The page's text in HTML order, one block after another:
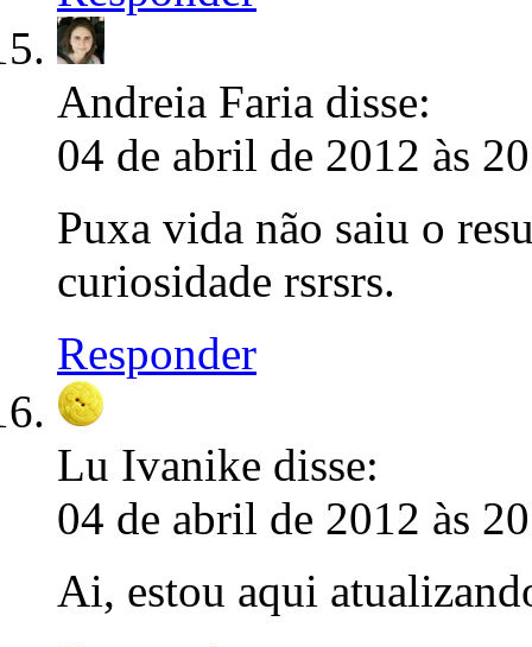
Andreia Faria disse:
04 de abril de 2012 às
Puxa vida não saiu o
curiosidade rsrsrs.
Responder
Lu Ivanike disse:
04 de abril de 2012 às
Ai, estou aqui